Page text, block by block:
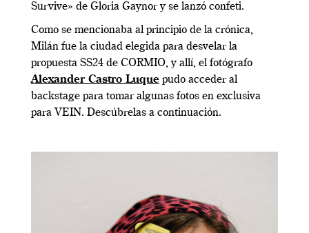
Survive» de Gloria Gaynor y se lanzó confeti.
Como se mencionaba al principio de la crónica,
Milán fue la ciudad elegida para desvelar la
propuesta SS24 de CORMIO, y allí, el fotógrafo
Alexander Castro Luque pudo acceder al
backstage para tomar algunas fotos en exclusiva
para VEIN. Descúbrelas a continuación.